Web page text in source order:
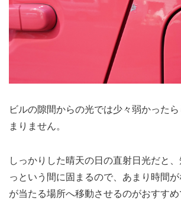
ビルの隙間からの光では少々弱かった
まりません。
しっかりした晴天の日の直射日光だと
っという間に固まるので、あまり時間
が当たる場所へ移動させるのがおすす